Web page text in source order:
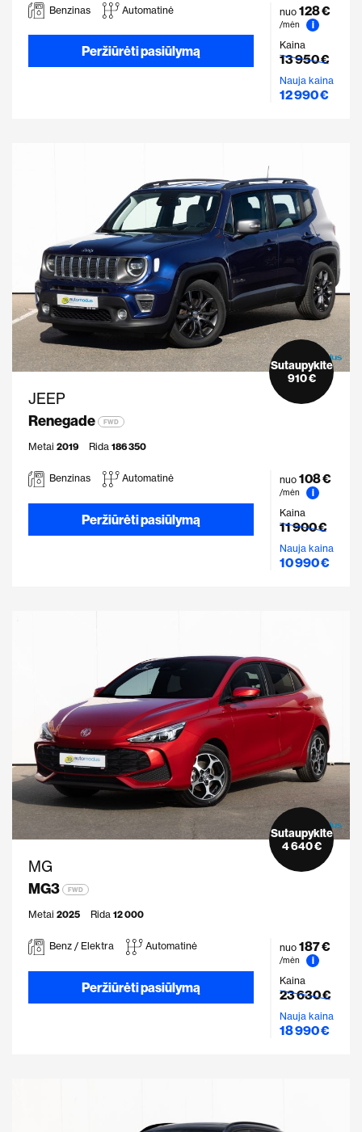
Benzinas Automatinė
Peržiūrėti pasiūlymą
nuo 128 €
/mėn
i
Kaina
13 950 €
Nauja kaina
12 990 €
JEEP
Renegade
FWD
Metai 2019 Rida 186 350
Sutaupykite
910 €
Benzinas Automatinė
Peržiūrėti pasiūlymą
nuo 108 €
/mėn
i
Kaina
11 900 €
Nauja kaina
10 990 €
MG
MG3
FWD
Metai 2025 Rida 12 000
Sutaupykite
4 640 €
Benz / Elektra Automatinė
Peržiūrėti pasiūlymą
nuo 187 €
/mėn
i
Kaina
23 630 €
Nauja kaina
18 990 €